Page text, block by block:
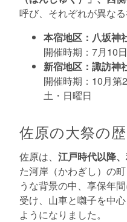
呼び、それぞれが異な
本宿地区：八坂神
開催時期：7月10
新宿地区：諏訪神
開催時期：10月第
土・日曜日
佐原の大祭の
佐原は、 江戸時代以降
た河岸（かわぎし）の
うな背景の中、享保年
受け、山車と囃子を中
ようになりました。